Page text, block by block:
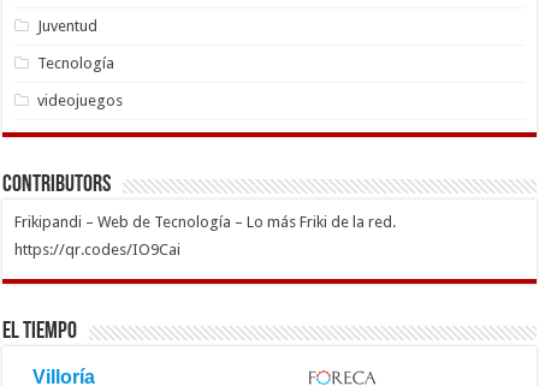
Juventud
Tecnología
videojuegos
Contributors
Frikipandi – Web de Tecnología – Lo más Friki de la red.
https://qr.codes/IO9Cai
El Tiempo